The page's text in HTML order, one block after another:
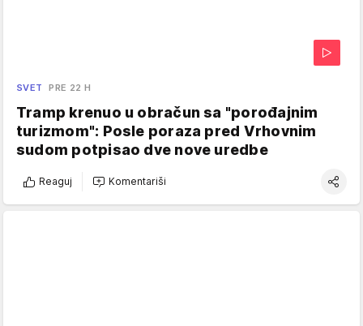
SVET PRE 22 H
Tramp krenuo u obračun sa "porođajnim
turizmom": Posle poraza pred Vrhovnim
sudom potpisao dve nove uredbe
Reaguj Komentariši